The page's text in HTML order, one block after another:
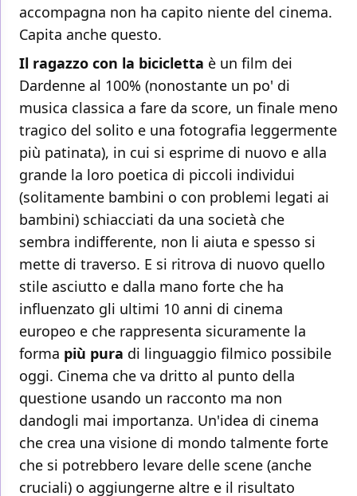
accompagna non ha capito niente del cinema.
Capita anche questo.
Il ragazzo con la bicicletta è un film dei
Dardenne al 100% (nonostante un po' di
musica classica a fare da score, un finale meno
tragico del solito e una fotografia leggermente
più patinata), in cui si esprime di nuovo e alla
grande la loro poetica di piccoli individui
(solitamente bambini o con problemi legati ai
bambini) schiacciati da una società che
sembra indifferente, non li aiuta e spesso si
mette di traverso. E si ritrova di nuovo quello
stile asciutto e dalla mano forte che ha
influenzato gli ultimi 10 anni di cinema
europeo e che rappresenta sicuramente la
forma più pura di linguaggio filmico possibile
oggi. Cinema che va dritto al punto della
questione usando un racconto ma non
dandogli mai importanza. Un'idea di cinema
che crea una visione di mondo talmente forte
che si potrebbero levare delle scene (anche
cruciali) o aggiungerne altre e il risultato